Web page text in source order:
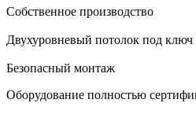
Собственное производство
Двухуровневый потолок под ключ
Безопасный монтаж
Оборудование полностью